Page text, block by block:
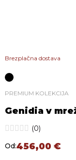
Brezplačna dostava
PREMIUM KOLEKCIJA
Genidia v
(0)
Od:456,00 €